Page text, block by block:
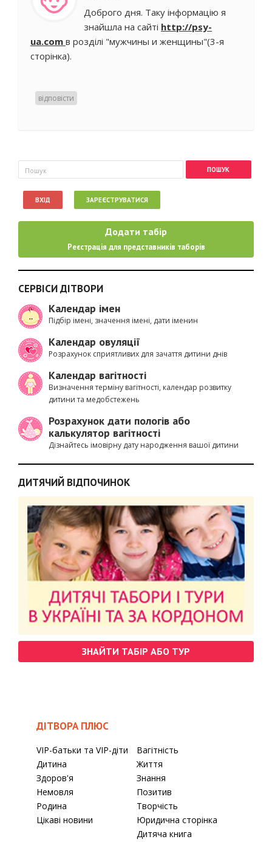
Доброго дня. Таку інформацію я
знайшла на сайті http://psy-
ua.com в розділі "мужчины и женщины"(3-я
сторінка).
відповісти
Пошукова форма
Пошук
ВХІД ЗАРЕЄСТРУВАТИСЯ
Додати табір
Реєстрація для представників таборів
СЕРВІСИ ДІТВОРИ
Календар імен
Підбір імені, значення імені, дати іменин
Календар овуляції
Розрахунок сприятливих для зачаття дитини днів
Календар вагітності
Визначення терміну вагітності, календар розвитку
дитини та медобстежень
Розрахунок дати пологів або
калькулятор вагітності
Дізнайтесь імовірну дату народження вашої дитини
ДИТЯЧИЙ ВІДПОЧИНОК
ЗНАЙТИ ТАБІР АБО ТУР
ДІТВОРА ПЛЮС
VIP-батьки та VIP-діти
Вагітність
Дитина
Життя
Здоров'я
Знання
Немовля
Позитив
Родина
Творчість
Цікаві новини
Юридична сторінка
Дитяча книга